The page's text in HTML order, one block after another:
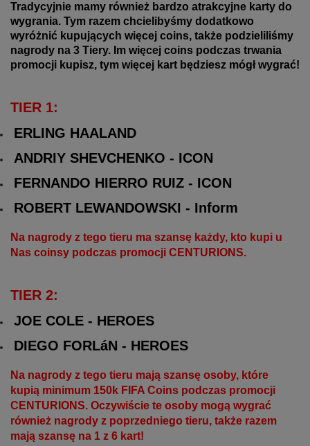
Tradycyjnie mamy również bardzo atrakcyjne karty do
wygrania. Tym razem chcielibyśmy dodatkowo
wyróżnić kupujących więcej coins, także podzieliliśmy
nagrody na 3 Tiery. Im więcej coins podczas trwania
promocji kupisz, tym więcej kart będziesz mógł wygrać!
TIER 1:
ERLING HAALAND
ANDRIY SHEVCHENKO - ICON
FERNANDO HIERRO RUIZ - ICON
ROBERT LEWANDOWSKI - Inform
Na nagrody z tego tieru ma szansę każdy, kto kupi u
Nas coinsy podczas promocji CENTURIONS.
TIER 2:
JOE COLE - HEROES
DIEGO FORLáN - HEROES
Na nagrody z tego tieru mają szansę osoby, które
kupią minimum 150k FIFA Coins podczas promocji
CENTURIONS. Oczywiście te osoby mogą wygrać
również nagrody z poprzedniego tieru, także razem
mają szansę na 1 z 6 kart!